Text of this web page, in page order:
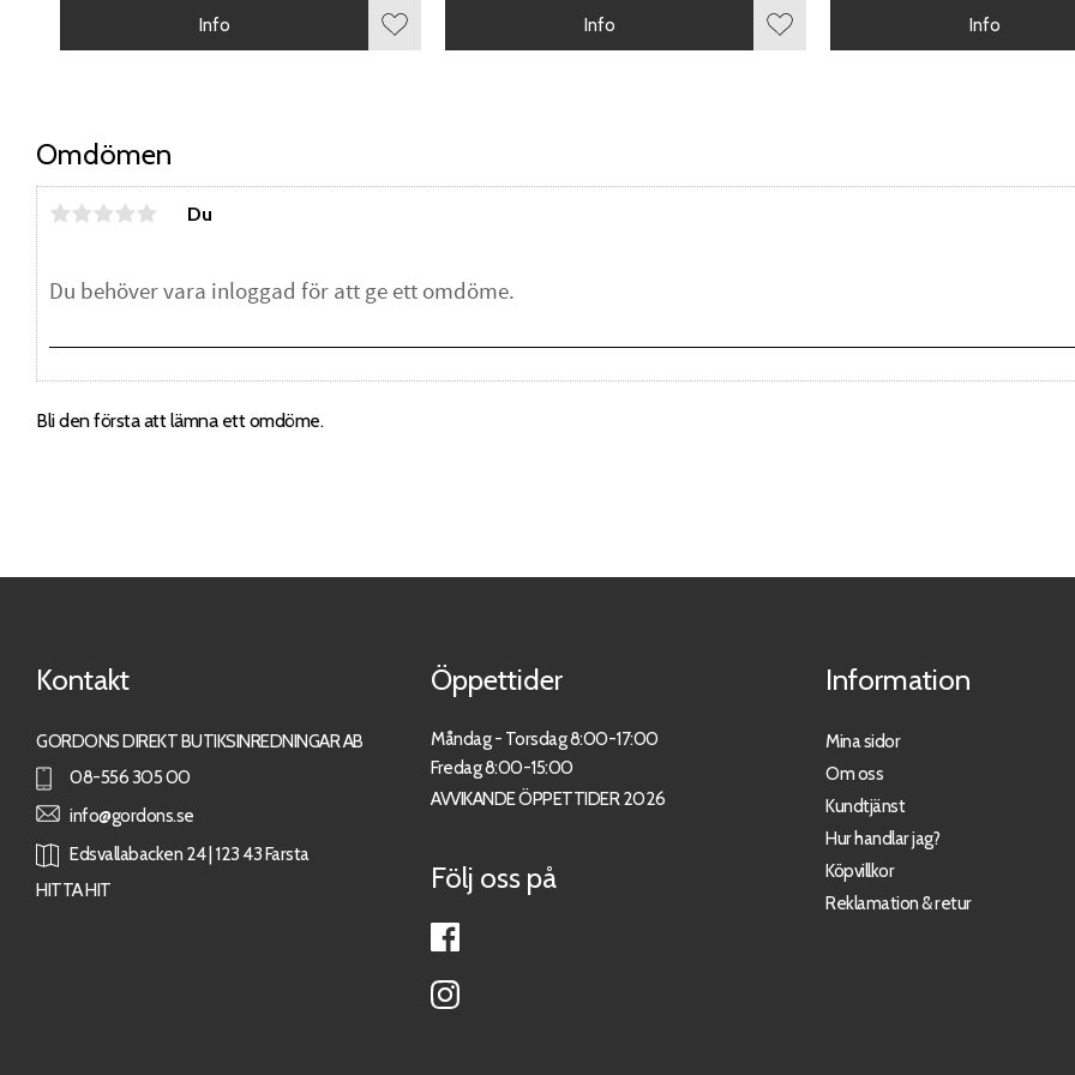
Omdömen
Du
Bli den första att lämna ett omdöme.
Lägg till i favoriter
Info
Lägg till i favoriter
Info Info
Kontakt
GORDONS DIREKT BUTIKSINREDNINGAR AB
08-556 305 00
info@gordons.se
Edsvallabacken 24 | 123 43 Farsta
HITTA HIT
Öppettider
Måndag - Torsdag 8:00-17:00
Fredag 8:00-15:00
AVVIKANDE ÖPPETTIDER 2026
Följ oss på
Information
Mina sidor
Om oss
Kundtjänst
Hur handlar jag?
Köpvillkor
Reklamation & retur